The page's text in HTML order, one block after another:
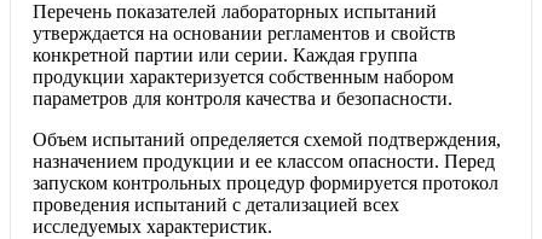
Перечень показателей лабораторных испытаний
утверждается на основании регламентов и свойств
конкретной партии или серии. Каждая группа
продукции характеризуется собственным набором
параметров для контроля качества и безопасности.
Объем испытаний определяется схемой подтверждения,
назначением продукции и ее классом опасности. Перед
запуском контрольных процедур формируется протокол
проведения испытаний с детализацией всех
исследуемых характеристик.